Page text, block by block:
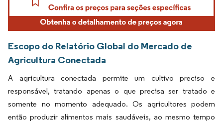
Escopo do Relatório Global do Mercado de
Agricultura Conectada
A agricultura conectada permite um cultivo preciso e
responsável, tratando apenas o que precisa ser tratado e
somente no momento adequado. Os agricultores podem
então produzir alimentos mais saudáveis, ao mesmo tempo